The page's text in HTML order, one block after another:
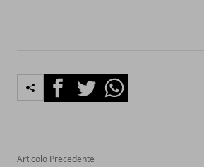
FacebookTwitterWhatsapp
Articolo Precedente